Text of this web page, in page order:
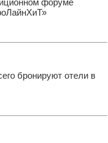
форуме
бронируют отели в